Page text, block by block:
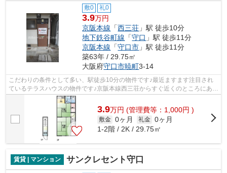
敷0 礼0
3.9万円
京阪本線 「西三荘 」駅 徒歩10分
地下鉄谷町線 「守口 」駅 徒歩11分
京阪本線 「守口市 」駅 徒歩11分
築63年 / 29.75㎡
大阪府守口市暁町3-14
こだわりの条件として多い、駅徒歩10分の物件です♪最近ますます注目され
ているテラスハウスの物件です♪京阪本線西三荘からすぐ近くのところにある
物件は通勤時に大助かり♪賃貸のやなぎ...
3.9万円 (管理費等：1,000円 )
敷金 0ヶ月 礼金 0ヶ月
1-2階 / 2K / 29.75㎡
賃貸 | マンション サンクレセント守口